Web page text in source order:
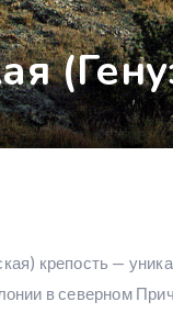
крепость —
в северном